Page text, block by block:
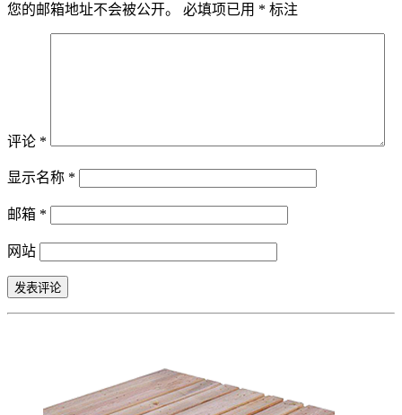
您的邮箱地址不会被公开。 必填项已用 * 标注
评论 *
显示名称 *
邮箱 *
网站